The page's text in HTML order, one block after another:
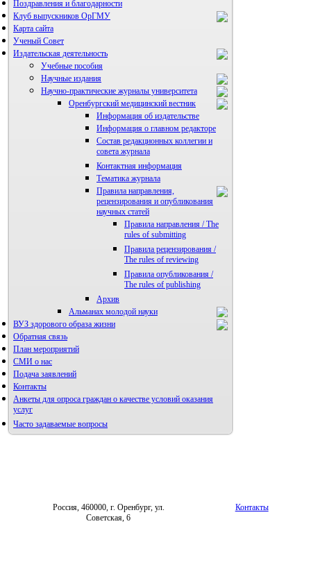
Поздравления и благодарности
Клуб выпускников ОрГМУ
Карта сайта
Ученый Совет
Издательская деятельность
Учебные пособия
Научные издания
Научно-практические журналы университета
Оренбургский медицинский вестник
Информация об издательстве
Информация о главном редакторе
Состав редакционных коллегии и
совета журнала
Контактная информация
Тематика журнала
Правила направления,
рецензирования и опубликования
научных статей
Правила направления / The
rules of submitting
Правила рецензирования /
The rules of reviewing
Правила опубликования /
The rules of publishing
Архив
Альманах молодой науки
Редакция журнала
ВУЗ здорового образа жизни
Фотогалерея
Обратная связь
План мероприятий
СМИ о нас
Подача заявлений
Контакты
Анкеты для опроса граждан о качестве условий оказания
услуг
Часто задаваемые вопросы
Россия, 460000, г. Оренбург, ул.
Советская, 6
Контакты